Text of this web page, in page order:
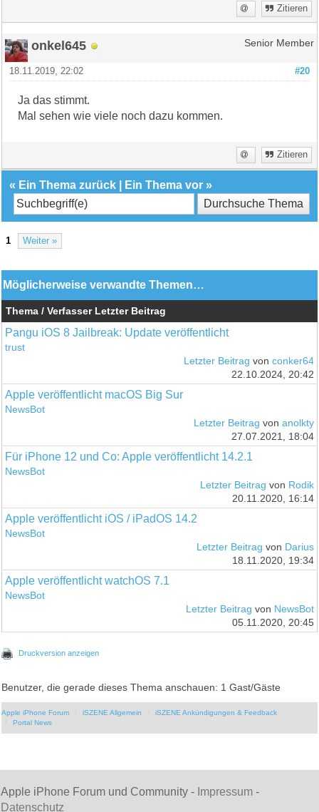
Zitieren
onkel645 Senior Member
#20
18.11.2019, 22:02
Ja das stimmt.
Mal sehen wie viele noch dazu kommen.
Zitieren
« Ein Thema zurück Ein Thema vor »
1 Weiter »
Möglicherweise verwandte Themen…
Thema / Verfasser Letzter Beitrag
Pangu iOS 8 Jailbreak: Update veröffentlicht
trust
Letzter Beitrag von conker64
22.10.2024, 20:42
Apple veröffentlicht macOS Big Sur
NewsBot
Letzter Beitrag von anolkty
27.07.2021, 18:04
Für iPhone 12 und Co: Apple veröffentlicht 14.2.1
NewsBot
Letzter Beitrag von Rodik
20.11.2020, 16:14
Apple veröffentlicht iOS / iPadOS 14.2
NewsBot
Letzter Beitrag von Darius
18.11.2020, 19:34
Apple veröffentlicht watchOS 7.1
NewsBot
Letzter Beitrag von NewsBot
05.11.2020, 20:45
Druckversion anzeigen
Benutzer, die gerade dieses Thema anschauen: 1 Gast/Gäste
Apple iPhone Forum iSZENE Allgemein
iSZENE Ankündigungen & Feedback
Portal News
Apple iPhone Forum und Community - Impressum -
Datenschutz